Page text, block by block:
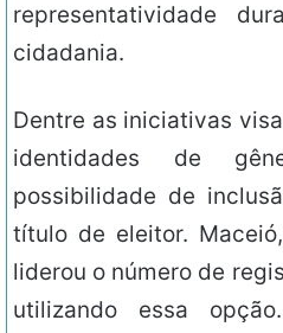
representatividade
cidadania.
Dentre as iniciativas
identidades de
possibilidade de
título de eleitor.
liderou o número de
utilizando essa